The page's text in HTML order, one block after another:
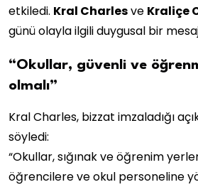
etkiledi. Kral Charlesve Kraliçe
günü olayla ilgili duygusal bir mesaj
“Okullar, güvenli ve
olmalı”
Kral Charles, bizzat imzaladığı
söyledi:
“Okullar, sığınak ve öğrenim
öğrencilere ve okul personeline